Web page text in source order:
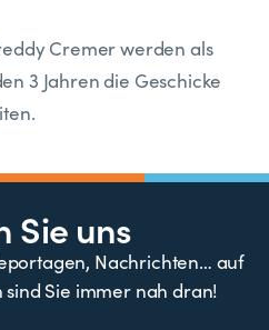
Cremer werden als
3 Jahren die Geschicke
Sie uns
Nachrichten… auf
Sie immer nah dran!